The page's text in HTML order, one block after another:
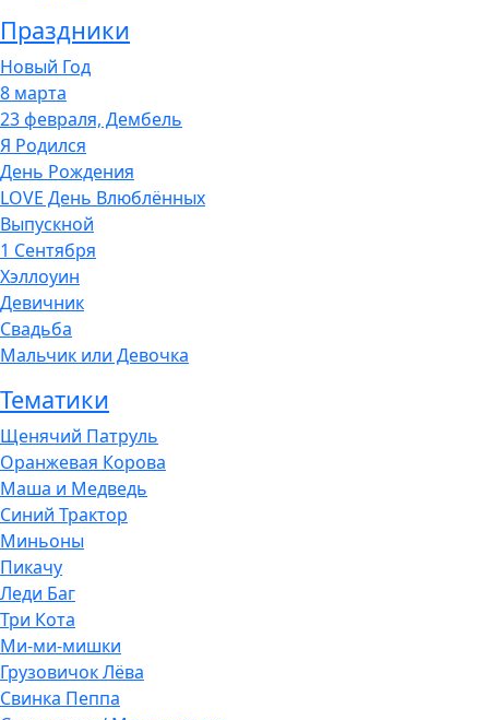
Праздники
Новый Год
8 марта
23 февраля, Дембель
Я Родился
День Рождения
LOVE День Влюблённых
Выпускной
1 Сентября
Хэллоуин
Девичник
Свадьба
Мальчик или Девочка
Тематики
Щенячий Патруль
Оранжевая Корова
Маша и Медведь
Синий Трактор
Миньоны
Пикачу
Леди Баг
Три Кота
Ми-ми-мишки
Грузовичок Лёва
Свинка Пеппа